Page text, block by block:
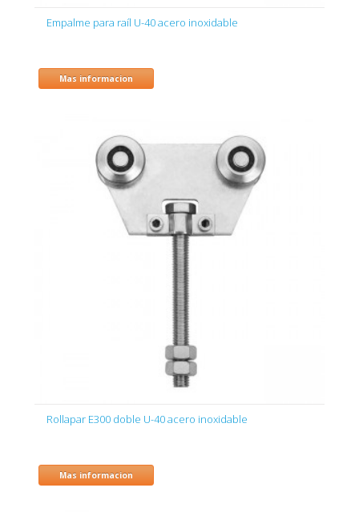
Empalme para raíl U-40 acero inoxidable
Mas informacion
Rollapar E300 doble U-40 acero inoxidable
Mas informacion